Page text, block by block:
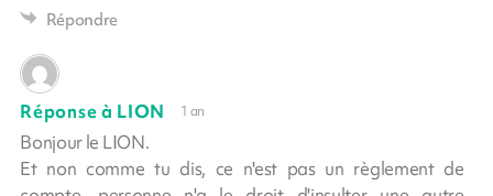
Répondre
Réponse à LION 1 an
Bonjour le LION.
Et non comme tu dis, ce n'est pas un règlement de